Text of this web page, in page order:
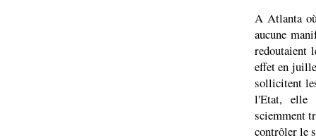
A Atlanta
aucune
redoutaient
effet en
sollicitent
l'Etat, elle
sciemment
contrôler le